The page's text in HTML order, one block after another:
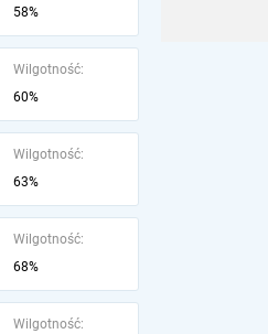
58%
Wilgotność:
60%
Wilgotność:
63%
Wilgotność:
68%
Wilgotność: